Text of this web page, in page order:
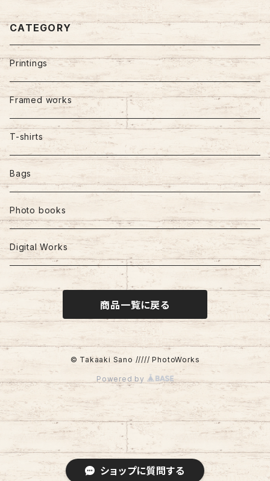
ショップに質問する
CATEGORY
Printings
Framed works
T-shirts
Bags
Photo books
Digital Works
商品一覧に戻る
© Takaaki Sano ///// PhotoWorks
Powered by